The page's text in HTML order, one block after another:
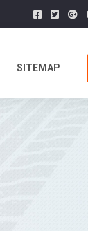
SITEMAP